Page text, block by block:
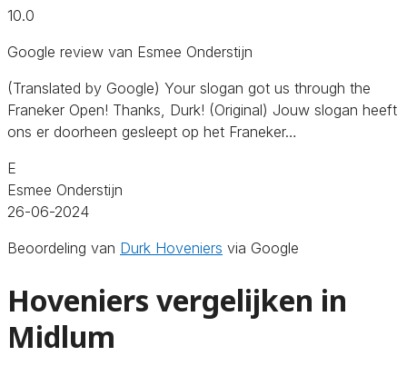
10.0
Google review van Esmee Onderstijn
(Translated by Google) Your slogan got us through the
Franeker Open! Thanks, Durk! (Original) Jouw slogan heeft
ons er doorheen gesleept op het Franeker…
E
Esmee Onderstijn
26-06-2024
Beoordeling van Durk Hoveniers via Google
Hoveniers vergelijken in
Midlum